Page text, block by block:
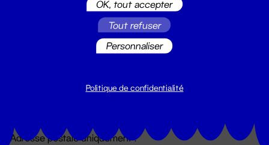
Du lundi au vendredi 14h → 18h
Adresse postale uniquement :
OK, tout accepter
Tout refuser
Personnaliser
Politique de confidentialité